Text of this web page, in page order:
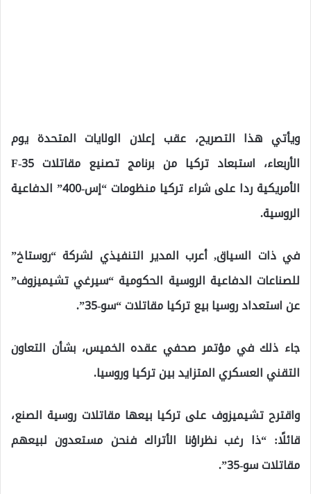
ويأتي هذا التصريح، عقب إعلان الولايات المتحدة يوم
الأربعاء، استبعاد تركيا من برنامج تصنيع مقاتلات F-35
الأمريكية ردا على شراء تركيا منظومات “إس-400” الدفاعية
الروسية.
في ذات السياق, أعرب المدير التنفيذي لشركة “روستاخ”
للصناعات الدفاعية الروسية الحكومية “سيرغي تشيميزوف”
عن استعداد روسيا بيع تركيا مقاتلات “سو-35”.
جاء ذلك في مؤتمر صحفي عقده الخميس، بشأن التعاون
التقني العسكري المتزايد بين تركيا وروسيا.
واقترح تشيميزوف على تركيا بيعها مقاتلات روسية الصنع،
قائلًا: “ذا رغب نظراؤنا الأتراك فنحن مستعدون لبيعهم
مقاتلات سو-35”.